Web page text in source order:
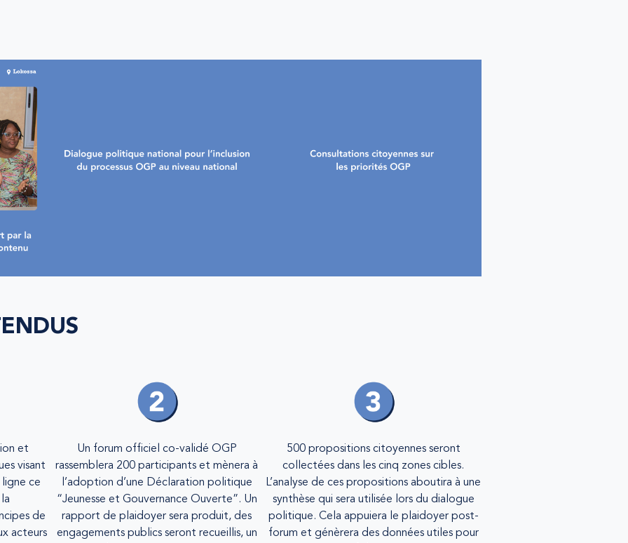
et
visant
ce
de
acteurs
Un forum officiel co-validé OGP
rassemblera 200 participants et mènera à
l’adoption d’une Déclaration politique
“Jeunesse et Gouvernance Ouverte”. Un
rapport de plaidoyer sera produit, des
engagements publics seront recueillis, un
500 propositions citoyennes seront
collectées dans les cinq zones cibles.
L’analyse de ces propositions aboutira à une
synthèse qui sera utilisée lors du dialogue
politique. Cela appuiera le plaidoyer post-
forum et génèrera des données utiles pour